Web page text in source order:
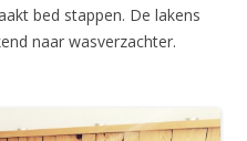
bed stappen. De lakens
naar wasverzachter.